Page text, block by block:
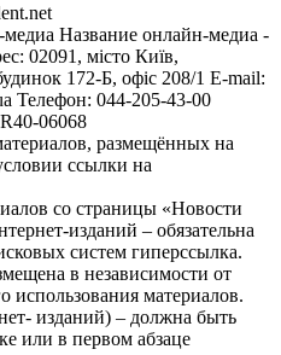
Название онлайн-медиа -
02091, місто Київ,
172-Б, офіс 208/1 E-mail:
Телефон: 044-205-43-00
06068
размещённых на
ссылки на
со страницы «Новости
изданий – обязательна
систем гиперссылка.
в независимости от
использования материалов.
изданий) – должна быть
или в первом абзаце